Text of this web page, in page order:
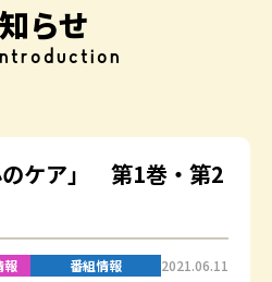
らせ
のケア」 第1巻・第2
報 番組情報 2021.06.11